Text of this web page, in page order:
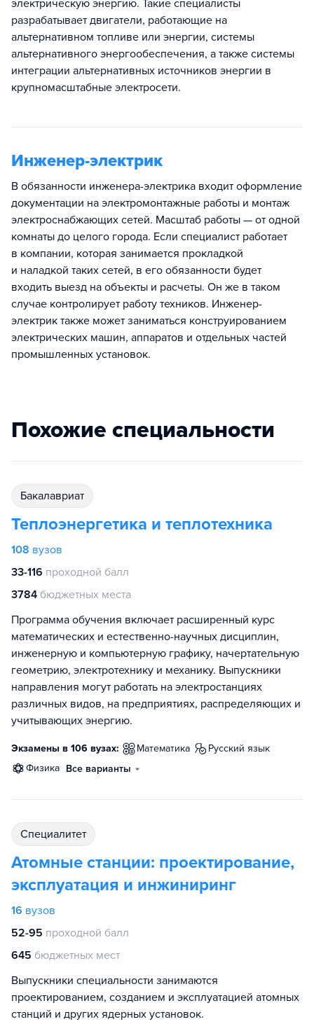
электрическую энергию. Такие специалисты
разрабатывает двигатели, работающие на
альтернативном топливе или энергии, системы
альтернативного энергообеспечения, а также системы
интеграции альтернативных источников энергии в
крупномасштабные электросети.
Инженер-электрик
В обязанности инженера-электрика входит оформление
документации на электромонтажные работы и монтаж
электроснабжающих сетей. Масштаб работы — от одной
комнаты до целого города. Если специалист работает
в компании, которая занимается прокладкой
и наладкой таких сетей, в его обязанности будет
входить выезд на объекты и расчеты. Он же в таком
случае контролирует работу техников. Инженер-
электрик также может заниматься конструированием
электрических машин, аппаратов и отдельных частей
промышленных установок.
Похожие специальности
бакалавриат
Теплоэнергетика и теплотехника
108 вузов
33-116 проходной балл
3784 бюджетных места
Программа обучения включает расширенный курс
математических и естественно-научных дисциплин,
инженерную и компьютерную графику, начертательную
геометрию, электротехнику и механику. Выпускники
направления могут работать на электростанциях
различных видов, на предприятиях, распределяющих и
учитывающих энергию.
Экзамены в 106 вузах: математика
русский язык
физика Все варианты
специалитет
Атомные станции: проектирование,
эксплуатация и инжиниринг
16 вузов
52-95 проходной балл
645 бюджетных мест
Выпускники специальности занимаются
проектированием, созданием и эксплуатацией атомных
станций и других ядерных установок.